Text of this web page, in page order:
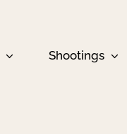
Shootings